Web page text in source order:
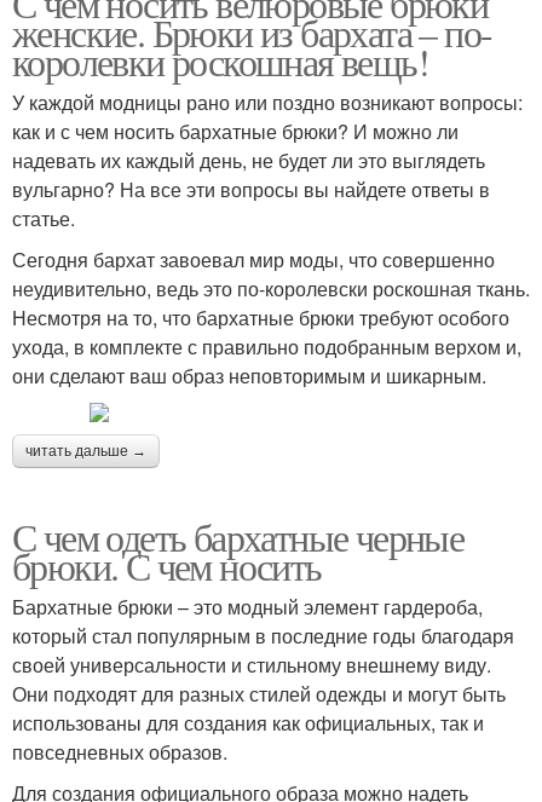
женские. Брюки из бархата – по-
королевки роскошная вещь!
У каждой модницы рано или поздно возникают вопросы:
как и с чем носить бархатные брюки? И можно ли
надевать их каждый день, не будет ли это выглядеть
вульгарно? На все эти вопросы вы найдете ответы в
статье.
Сегодня бархат завоевал мир моды, что совершенно
неудивительно, ведь это по-королевски роскошная ткань.
Несмотря на то, что бархатные брюки требуют особого
ухода, в комплекте с правильно подобранным верхом и,
они сделают ваш образ неповторимым и шикарным.
читать дальше →
С чем одеть бархатные черные
брюки. С чем носить
Бархатные брюки – это модный элемент гардероба,
который стал популярным в последние годы благодаря
своей универсальности и стильному внешнему виду.
Они подходят для разных стилей одежды и могут быть
использованы для создания как официальных, так и
повседневных образов.
Для создания официального образа можно надеть